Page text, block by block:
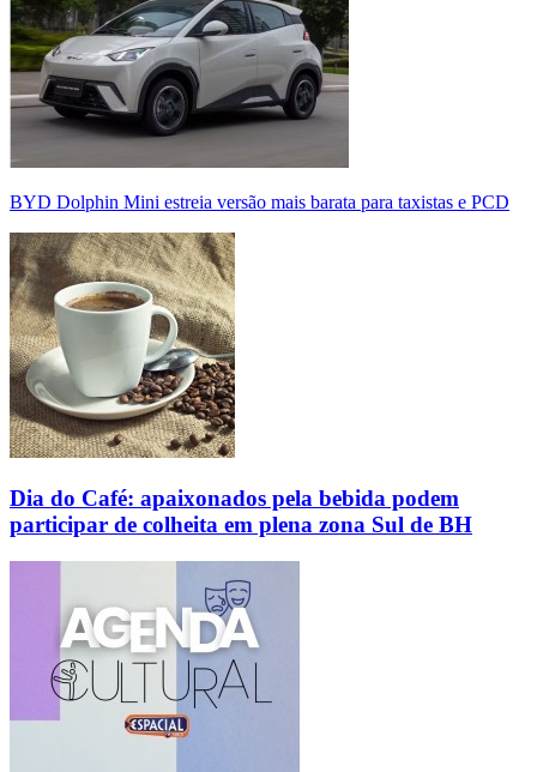
BYD Dolphin Mini estreia versão mais barata para taxistas e PCD
Dia do Café: apaixonados pela bebida podem
participar de colheita em plena zona Sul de BH